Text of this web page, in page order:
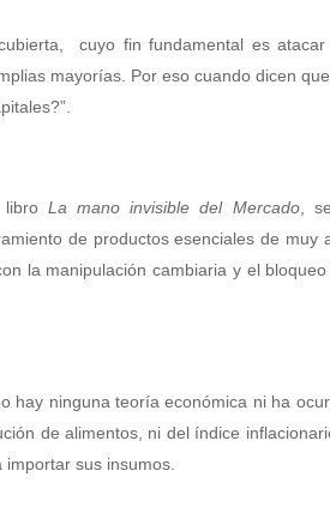
cuyo fin fundamental es
mayorías. Por eso cuando dicen
La mano invisible del Mercado,
de productos esenciales de
la manipulación cambiaria y el
hay ninguna teoría económica ni ha
de alimentos, ni del índice
sus insumos.